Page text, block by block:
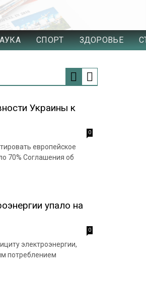
СПОРТ ЗДОРОВЬЕ
Украины к
0
европейское
70% Соглашения об
упало на
0
электроэнергии,
потреблением